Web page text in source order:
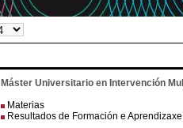
Máster Universitario en Intervención
Materias
Resultados de Formación e Aprendizaxe